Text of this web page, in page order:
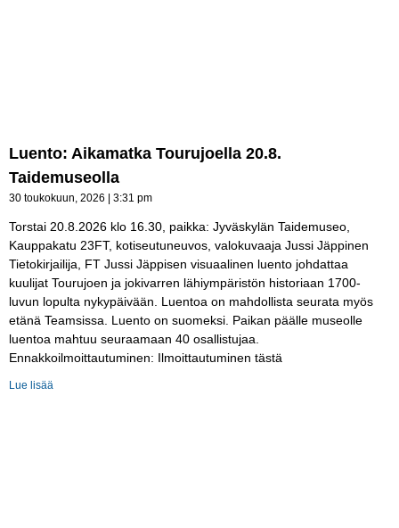
Luento: Aikamatka Tourujoella 20.8.
Taidemuseolla
30 toukokuun, 2026 3:31 pm
Torstai 20.8.2026 klo 16.30, paikka: Jyväskylän Taidemuseo,
Kauppakatu 23FT, kotiseutuneuvos, valokuvaaja Jussi Jäppinen
Tietokirjailija, FT Jussi Jäppisen visuaalinen luento johdattaa
kuulijat Tourujoen ja jokivarren lähiympäristön historiaan 1700-
luvun lopulta nykypäivään. Luentoa on mahdollista seurata myös
etänä Teamsissa. Luento on suomeksi. Paikan päälle museolle
luentoa mahtuu seuraamaan 40 osallistujaa.
Ennakkoilmoittautuminen: Ilmoittautuminen tästä
Lue lisää